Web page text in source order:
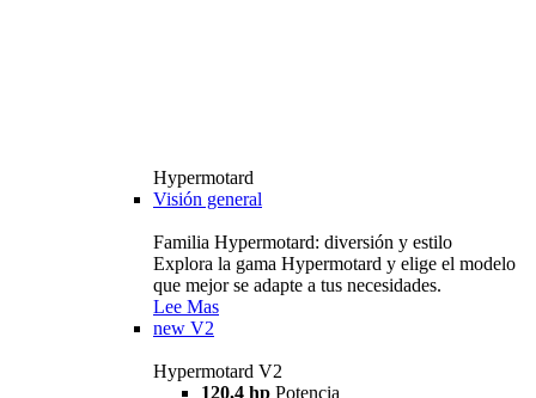
Hypermotard
Visión general
Familia Hypermotard: diversión y estilo
Explora la gama Hypermotard y elige el modelo
que mejor se adapte a tus necesidades.
Lee Mas
new V2
Hypermotard V2
120,4 hp Potencia